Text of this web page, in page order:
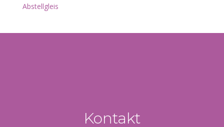
Abstellgleis
Kontakt